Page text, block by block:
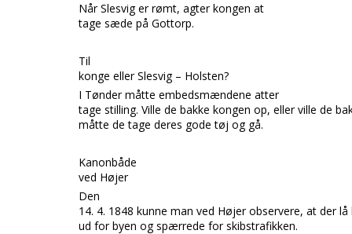
NårSlesviger rømt, agter kongen at
tage sæde på Gottorp.
Til
konge eller Slesvig – Holsten?
I Tøndermåtte embedsmændene atter
tage stilling. Ville de bakke kongen op, eller ville de
måtte de tage deres gode tøj og gå.
Kanonbåde
ved Højer
Den
14. 4. 1848 kunne man ved Højerobservere, at der lå
ud for byen og spærrede for skibstrafikken.